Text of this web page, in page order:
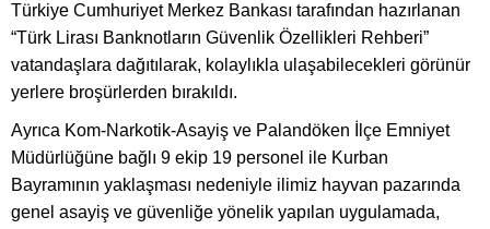
Türkiye Cumhuriyet Merkez Bankası tarafından hazırlanan
“Türk Lirası Banknotların Güvenlik Özellikleri Rehberi”
vatandaşlara dağıtılarak, kolaylıkla ulaşabilecekleri görünür
yerlere broşürlerden bırakıldı.
Ayrıca Kom-Narkotik-Asayiş ve Palandöken İlçe Emniyet
Müdürlüğüne bağlı 9 ekip 19 personel ile Kurban
Bayramının yaklaşması nedeniyle ilimiz hayvan pazarında
genel asayiş ve güvenliğe yönelik yapılan uygulamada,